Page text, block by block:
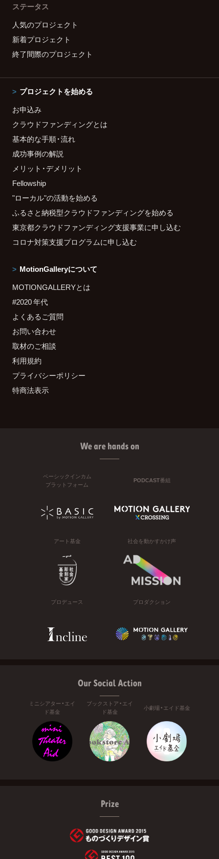
ステータス
人気のプロジェクト
新着プロジェクト
終了間際のプロジェクト
プロジェクトを始める
お申込み
クラウドファンディングとは
基本的な手順・流れ
成功事例の解説
メリット・デメリット
Fellowship
"ローカル"の活動を始める
ふるさと納税型クラウドファンディングを始める
東京都クラウドファンディング支援事業に申し込む
コロナ対策支援プログラムに申し込む
MotionGalleryについて
MOTIONGALLERYとは
#2020 年代
よくあるご質問
お問い合わせ
取材のご相談
利用規約
プライバシーポリシー
特商法表示
We are hands on
ベーシックインカム
プラットフォーム
PODCAST番組
アート基金 社会を動かすかけ声
プロデュース プロダクション
Our Social Action
ミニシアター・エイ
ド基金
ブックストア・エイ
ド基金
小劇場・エイド基金
Prize